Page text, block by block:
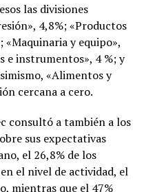
las divisiones
4,8%; «Productos
«Maquinaria y equipo»,
e instrumentos», 4 %; y
«Alimentos y
cercana a cero.
consultó a también a los
sus expectativas
el 26,8% de los
el nivel de actividad, el
mientras que el 47%